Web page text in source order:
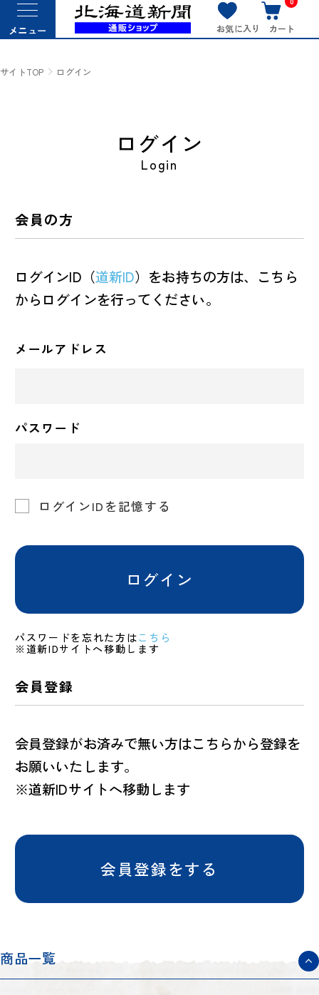
メニュー お気に入り カート
サイトTOP ログイン
ログイン
Login
会員の方
ログインID（道新ID）をお持ちの方は、こちら
からログインを行ってください。
メールアドレス
パスワード
ログインIDを記憶する
ログイン
パスワードを忘れた方はこちら
※道新IDサイトへ移動します
会員登録
会員登録がお済みで無い方はこちらから登録を
お願いいたします。
※道新IDサイトへ移動します
会員登録をする
商品一覧